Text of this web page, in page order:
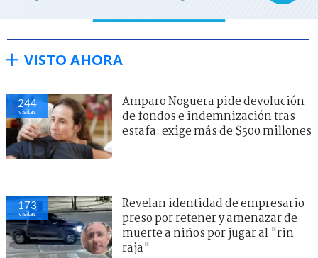
VISTO AHORA
244
visitas
Amparo Noguera pide devolución
de fondos e indemnización tras
estafa: exige más de $500 millones
173
visitas
Revelan identidad de empresario
preso por retener y amenazar de
muerte a niños por jugar al "rin
raja"